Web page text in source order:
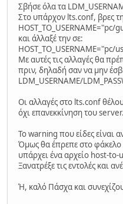
Σβήσε όλα τα
Στο υπάρχον lts.conf, βρες
HOST_TO_USERNAME="pc/
και άλλαξέ την σε:
HOST_TO_USERNAME="pc/
Με αυτές τις αλλαγές θα
πριν, δηλαδή σαν να μην
LDM_USERNAME/
Οι αλλαγές στο lts.conf
όχι επανεκκίνηση του server.
Το warning που είδες είναι
Όμως θα έπρεπε στο
υπάρχει ένα αρχείο host-
Ξανατρέξε τις εντολές και
Ή, καλό Πάσχα και